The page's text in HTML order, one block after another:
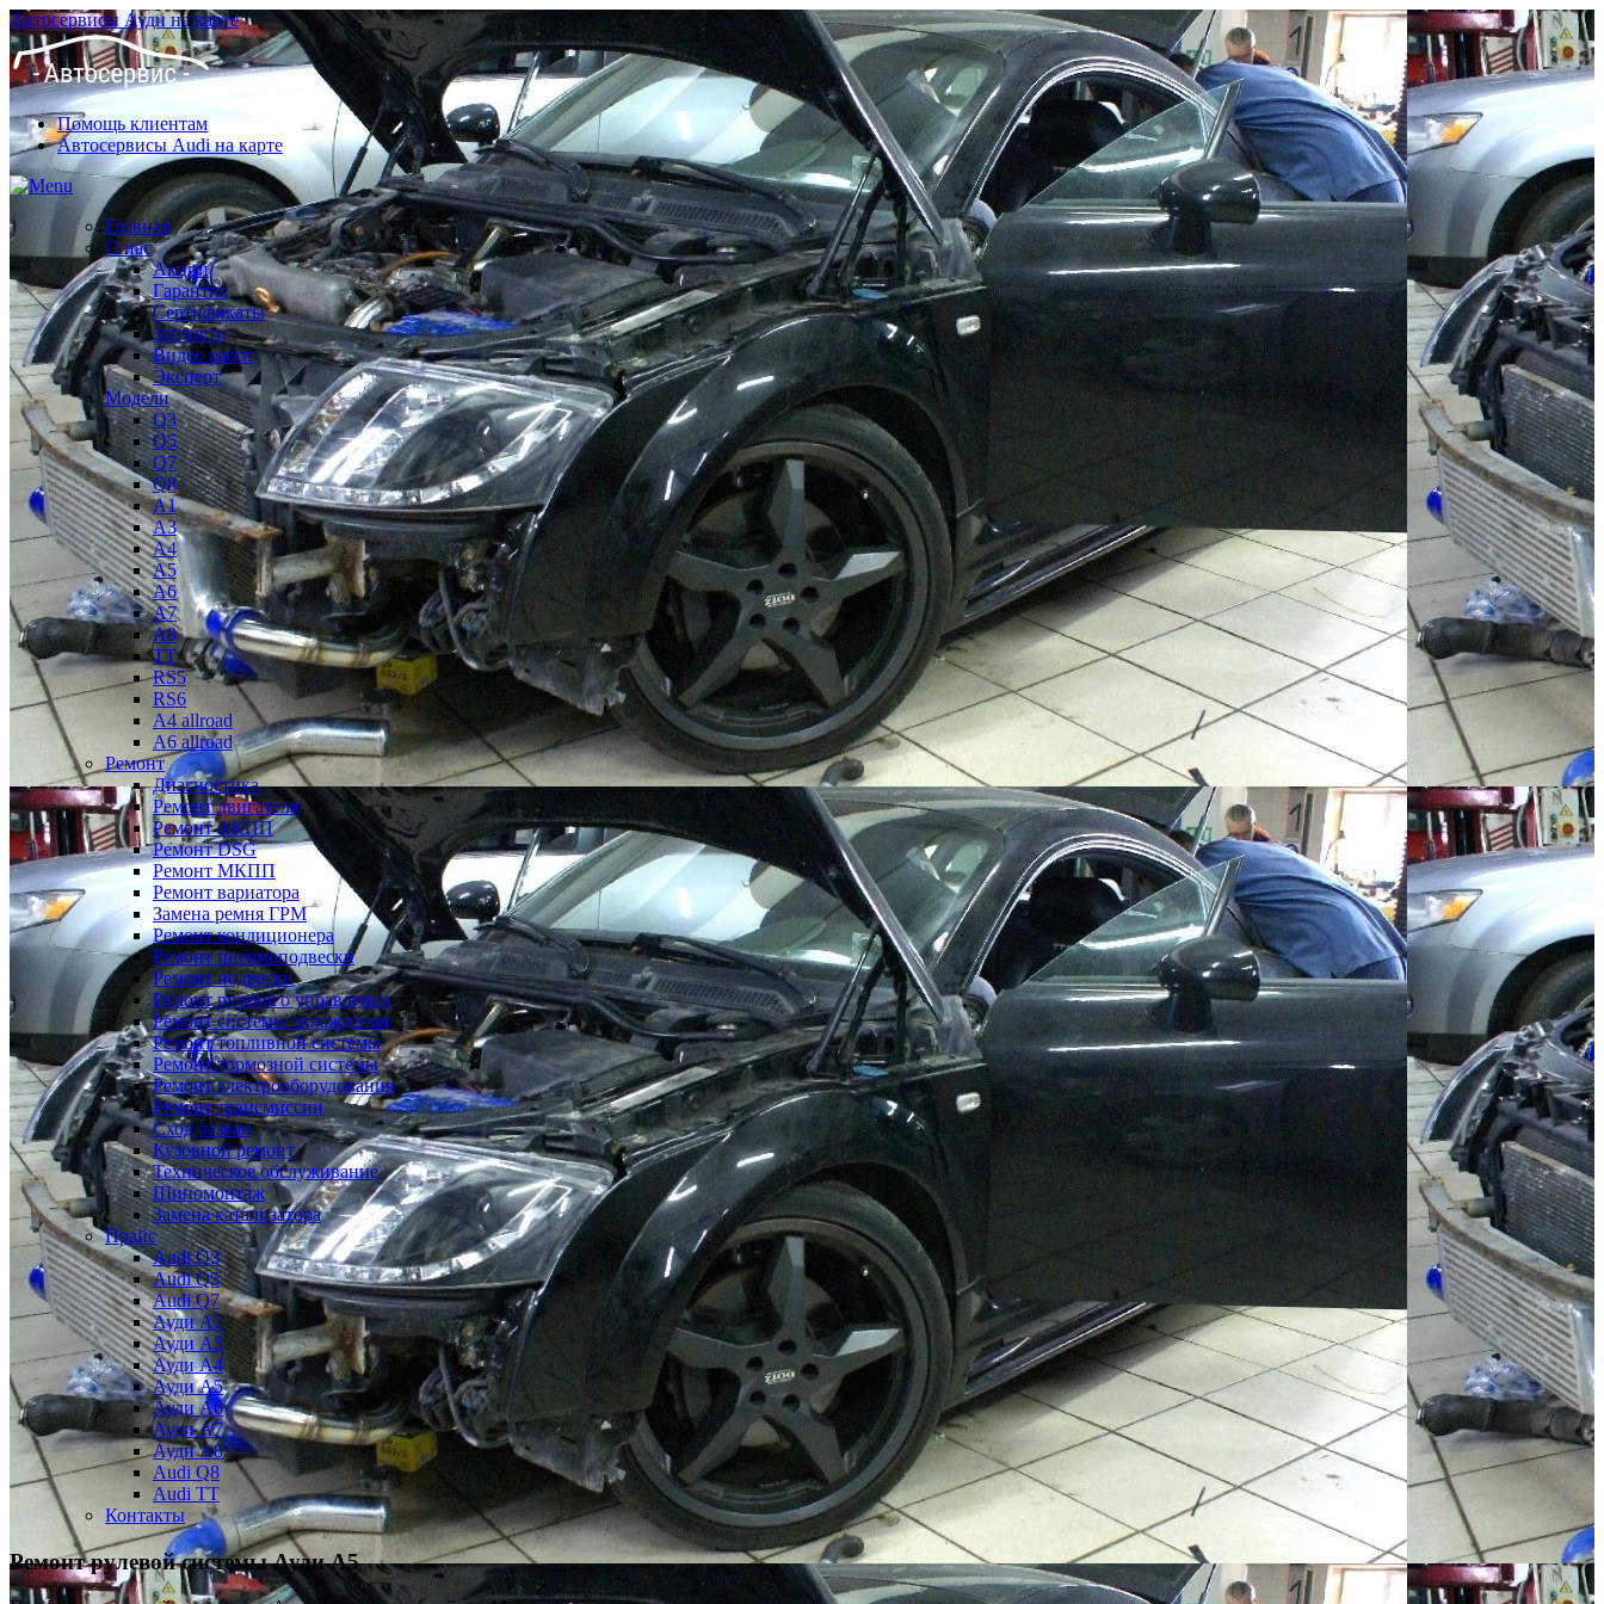
Автосервисы Ауди на карте
Помощь клиентам
Автосервисы Audi на карте
Главная
О нас
Акции
Гарантия
Сертификаты
Запчасти
Видео работ
Эксперт
Модели
Q3
Q5
Q7
Q8
A1
A3
A4
A5
A6
A7
A8
TT
RS5
RS6
A4 allroad
A6 allroad
Ремонт
Диагностика
Ремонт двигателя
Ремонт АКПП
Ремонт DSG
Ремонт МКПП
Ремонт вариатора
Замена ремня ГРМ
Ремонт кондиционера
Ремонт пневмоподвески
Ремонт подвески
Ремонт рулевого управления
Ремонт системы охлаждения
Ремонт топливной системы
Ремонт тормозной системы
Ремонт электрооборудования
Ремонт трансмиссии
Сход развал
Кузовной ремонт
Техническое обслуживание
Шиномонтаж
Замена катализатора
Прайс
Audi Q3
Audi Q5
Audi Q7
Ауди А1
Ауди А3
Ауди А4
Ауди A5
Ауди А6
Ауди А7
Ауди A8
Audi Q8
Audi TT
Контакты
Ремонт рулевой системы Ауди А5